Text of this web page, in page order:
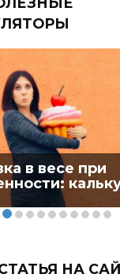
в весе при
НА